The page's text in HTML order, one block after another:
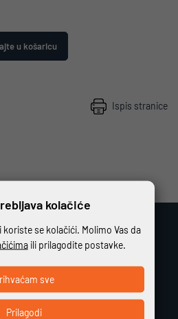
u košaricu
Ispis stranice
plaćanje
na rate bez kamata
kolačiće
se kolačići. Molimo Vas da
ili prilagodite postavke.
Prilagodi
sve